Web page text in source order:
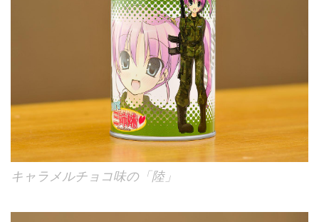
キャラメルチョコ味の「陸」